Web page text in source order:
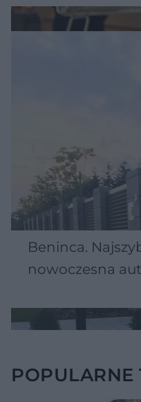
Beninca.
nowoczesna
POPULARNE